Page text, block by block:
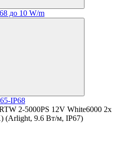
до 10 W/m
IP68
2-5000PS 12V White6000 2x
(Arlight, 9.6 Вт/м, IP67)